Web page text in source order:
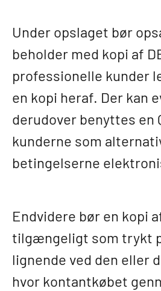
Under opslaget bør
beholder med kopi af
professionelle kunder
en kopi heraf. Der kan
derudover benyttes en
kunderne som
betingelserne
Endvidere bør en kopi
tilgængeligt som trykt
lignende ved den eller
hvor kontantkøbet